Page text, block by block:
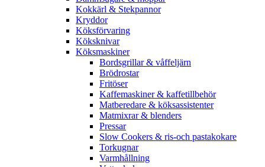
Kokkärl & Stekpannor
Kryddor
Köksförvaring
Köksknivar
Köksmaskiner
Bordsgrillar & våffeljärn
Brödrostar
Fritöser
Kaffemaskiner & kaffetillbehör
Matberedare & köksassistenter
Matmixrar & blenders
Pressar
Slow Cookers & ris-och pastakokare
Torkugnar
Varmhållning